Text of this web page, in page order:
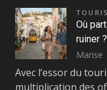
Où
ruiner ?
Marise
Avec l’essor du
multiplication des